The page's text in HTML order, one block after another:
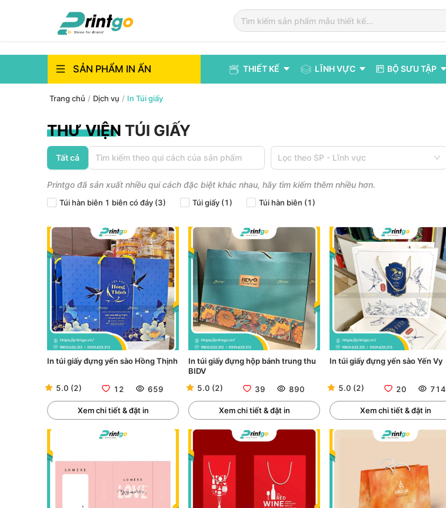
SẢN PHẨM IN ẤN THIẾT KẾ LĨNH VỰC BỘ SƯU TẬP
Trang chủ / Dịch vụ / In Túi giấy
THƯ VIỆN TÚI GIẤY
Tất cả Tìm kiếm theo qui cách của sản phẩm Lọc theo SP - Lĩnh vực
Printgo đã sản xuất nhiều qui cách đặc biệt khác nhau, hãy tìm kiếm thêm nhiều hơn.
Túi hàn biên 1 biên có đáy (3) Túi giấy (1) Túi hàn biên (1)
In túi giấy đựng yến sào Hồng Thịnh
5.0 (2) 12 659
Xem chi tiết & đặt in
In túi giấy đựng hộp bánh trung thu
BIDV
5.0 (2) 39 890
Xem chi tiết & đặt in
In túi giấy đựng yến sào Yến Vy
5.0 (2) 20 714
Xem chi tiết & đặt in